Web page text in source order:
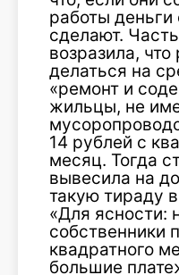
работы деньги
сделают.
возразила,
делаться на
«ремонт и
жильцы, не
14 рублей с
месяц. Тогда
вывесила на
такую тираду
«Для ясности:
собственники
квадратного
большие